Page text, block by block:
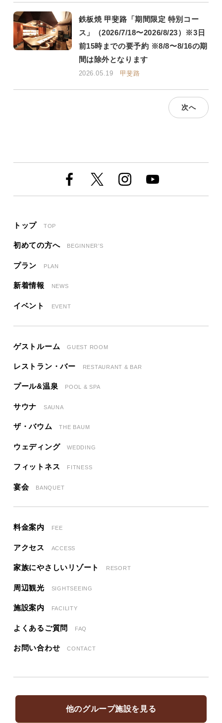
鉄板焼 甲斐路「期間限定 特別コー
ス」（2026/7/18〜2026/8/23）※3日
前15時までの要予約 ※8/8〜8/16の期
間は除外となります
2026.05.19 甲斐路
次へ
トップ TOP
初めての方へ BEGINNER’S
プラン PLAN
新着情報 NEWS
イベント EVENT
ゲストルーム GUEST ROOM
レストラン・バー RESTAURANT & BAR
プール&温泉 POOL & SPA
サウナ SAUNA
ザ・バウム THE BAUM
ウェディング WEDDING
フィットネス FITNESS
宴会 BANQUET
料金案内 FEE
アクセス ACCESS
家族にやさしいリゾート RESORT
周辺観光 SIGHTSEEING
施設案内 FACILITY
よくあるご質問 FAQ
お問い合わせ CONTACT
他のグループ施設を見る